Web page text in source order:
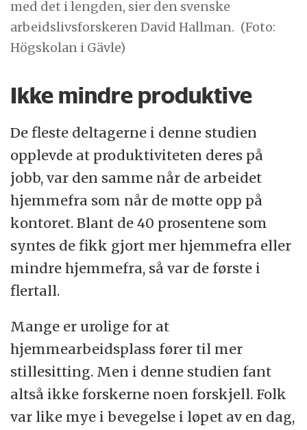
med det i lengden, sier den svenske
arbeidslivsforskeren David Hallman. (Foto:
Högskolan i Gävle)
Ikke mindre produktive
De fleste deltagerne i denne studien
opplevde at produktiviteten deres på
jobb, var den samme når de arbeidet
hjemmefra som når de møtte opp på
kontoret. Blant de 40 prosentene som
syntes de fikk gjort mer hjemmefra eller
mindre hjemmefra, så var de første i
flertall.
Mange er urolige for at
hjemmearbeidsplass fører til mer
stillesitting. Men i denne studien fant
altså ikke forskerne noen forskjell. Folk
var like mye i bevegelse i løpet av en dag,